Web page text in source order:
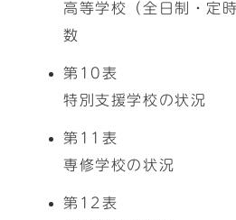
高等学校（全日制・定
数
第10表
特別支援学校の状況
第11表
専修学校の状況
第12表